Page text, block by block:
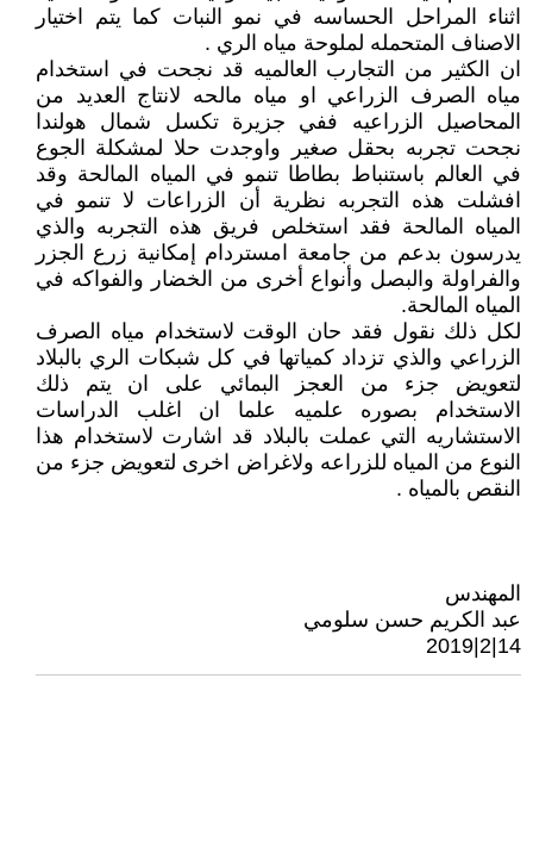
اثناء المراحل الحساسه في نمو النبات كما يتم اختيار
الاصناف المتحمله لملوحة مياه الري .
ان الكثير من التجارب العالميه قد نجحت في استخدام
مياه الصرف الزراعي او مياه مالحه لانتاج العديد من
المحاصيل الزراعيه ففي جزيرة تكسل شمال هولندا
نجحت تجربه بحقل صغير واوجدت حلا لمشكلة الجوع
في العالم باستنباط بطاطا تنمو في المياه المالحة وقد
افشلت هذه التجربه نظرية أن الزراعات لا تنمو في
المياه المالحة فقد استخلص فريق هذه التجربه والذي
يدرسون بدعم من جامعة امستردام إمكانية زرع الجزر
والفراولة والبصل وأنواع أخرى من الخضار والفواكه في
المياه المالحة.
لكل ذلك نقول فقد حان الوقت لاستخدام مياه الصرف
الزراعي والذي تزداد كمياتها في كل شبكات الري بالبلاد
لتعويض جزء من العجز البمائي على ان يتم ذلك
الاستخدام بصوره علميه علما ان اغلب الدراسات
الاستشاريه التي عملت بالبلاد قد اشارت لاستخدام هذا
النوع من المياه للزراعه ولاغراض اخرى لتعويض جزء من
النقص بالمياه .
المهندس
عبد الكريم حسن سلومي
14|2|2019